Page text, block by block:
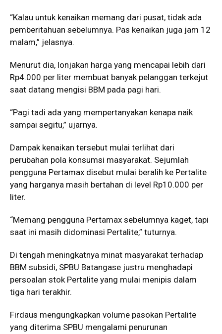
“Kalau untuk kenaikan memang dari pusat, tidak ada
pemberitahuan sebelumnya. Pas kenaikan juga jam 12
malam,” jelasnya.
Menurut dia, lonjakan harga yang mencapai lebih dari
Rp4.000 per liter membuat banyak pelanggan terkejut
saat datang mengisi BBM pada pagi hari.
“Pagi tadi ada yang mempertanyakan kenapa naik
sampai segitu,” ujarnya.
Dampak kenaikan tersebut mulai terlihat dari
perubahan pola konsumsi masyarakat. Sejumlah
pengguna Pertamax disebut mulai beralih ke Pertalite
yang harganya masih bertahan di level Rp10.000 per
liter.
“Memang pengguna Pertamax sebelumnya kaget, tapi
saat ini masih didominasi Pertalite,” tuturnya.
Di tengah meningkatnya minat masyarakat terhadap
BBM subsidi, SPBU Batangase justru menghadapi
persoalan stok Pertalite yang mulai menipis dalam
tiga hari terakhir.
Firdaus mengungkapkan volume pasokan Pertalite
yang diterima SPBU mengalami penurunan